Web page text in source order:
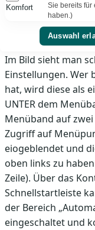
sogenannten
November 2021
und dabei
Im Bild sieht man
Einstellungen. Wer
hat, wird diese als
UNTER dem
Menüband auf
Zugriff auf
eiogeblendet und
oben links zu
Zeile). Über das
Schnellstartleiste
der Bereich
eingeschaltet und
Komfort
Sie bereits für
haben.)